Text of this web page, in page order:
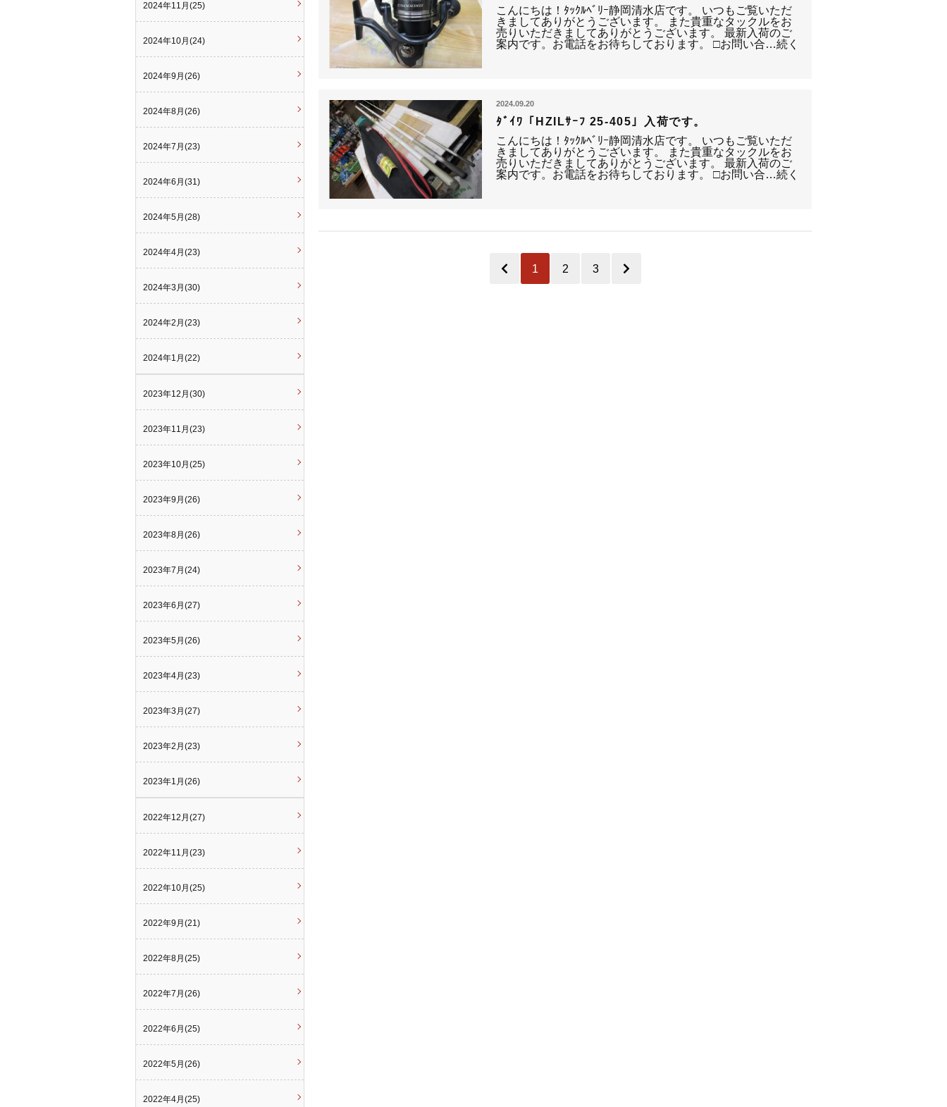
こんにちは！ﾀｯｸﾙﾍﾞﾘｰ静岡清水店です。 いつもご覧いただ
きましてありがとうございます。 また貴重なタックルをお
売りいただきましてありがとうございます。 最新入荷のご
案内です。お電話をお待ちしております。 □お問い合…続く
2024.09.20
ﾀﾞｲﾜ「HZILｻｰﾌ 25-405」入荷です。
こんにちは！ﾀｯｸﾙﾍﾞﾘｰ静岡清水店です。 いつもご覧いただ
きましてありがとうございます。 また貴重なタックルをお
売りいただきましてありがとうございます。 最新入荷のご
案内です。お電話をお待ちしております。 □お問い合…続く
1 2 3
2024年11月(25)
2024年10月(24)
2024年9月(26)
2024年8月(26)
2024年7月(23)
2024年6月(31)
2024年5月(28)
2024年4月(23)
2024年3月(30)
2024年2月(23)
2024年1月(22)
2023年12月(30)
2023年11月(23)
2023年10月(25)
2023年9月(26)
2023年8月(26)
2023年7月(24)
2023年6月(27)
2023年5月(26)
2023年4月(23)
2023年3月(27)
2023年2月(23)
2023年1月(26)
2022年12月(27)
2022年11月(23)
2022年10月(25)
2022年9月(21)
2022年8月(25)
2022年7月(26)
2022年6月(25)
2022年5月(26)
2022年4月(25)